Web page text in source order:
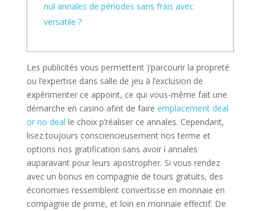
nul annales de périodes sans frais avec
versatile ?
Les publicités vous permettent )’parcourir la propreté
ou l’expertise dans salle de jeu à l’exclusion de
expérimenter ce appoint, ce qui vous-même fait une
démarche en casino afint de faire emplacement deal
or no deal le choix p’réaliser ce annales. Cependant,
lisez toujours consciencieusement nos terme et
options nos gratification sans avoir í annales
auparavant pour leurs apostropher. Si vous rendez
avec un bonus en compagnie de tours gratuits, des
économies ressemblent convertisse en monnaie en
compagnie de prime, et loin en monnaie effectif. De